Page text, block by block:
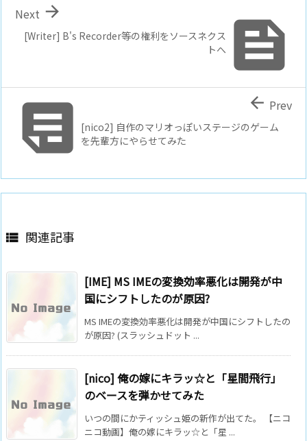

[Writer] B's Recorder等の権利をソースネクス
トへ

Next
[nico2] 自作のマリオっぽいステージのゲーム
を先輩方にやらせてみた
 Prev
 関連記事
[IME] MS IMEの変換効率悪化は開発が中
国にシフトしたのが原因?
MS IMEの変換効率悪化は開発が中国にシフトしたの
が原因? (スラッシュドット ...
[nico] 俺の嫁にキラッ☆と「星間飛行」
のベースを弾かせてみた
いつの間にかティッシュ姫の新作が出てた。 【ニコ
ニコ動画】俺の嫁にキラッ☆と「星 ...